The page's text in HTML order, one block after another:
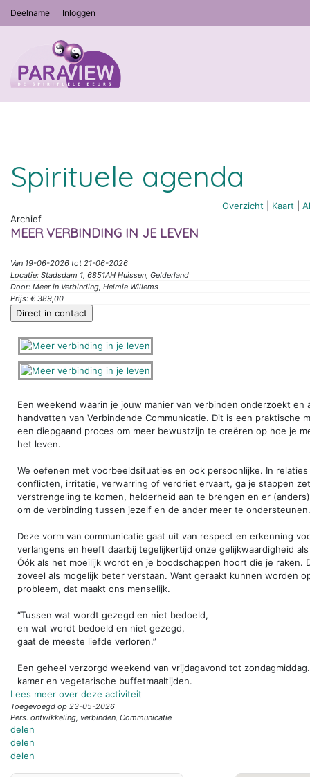
Deelname Inloggen
Spirituele agenda
Overzicht Kaart
Archief
MEER VERBINDING IN JE LEVEN
Van 19-06-2026 tot 21-06-2026
Locatie: Stadsdam 1, 6851AH Huissen, Gelderland
Door: Meer in Verbinding, Helmie Willems
Prijs: € 389,00
Een weekend waarin je jouw manier van verbinden onderzoekt en
handvatten van Verbindende Communicatie. Dit is een praktische
een diepgaand proces om meer bewustzijn te creëren op hoe je
het leven.
We oefenen met voorbeeldsituaties en ook persoonlijke. In
conflicten, irritatie, verwarring of verdriet ervaart, ga je stappen
verstrengeling te komen, helderheid aan te brengen en er
om de verbinding tussen jezelf en de ander meer te ondersteunen.
Deze vorm van communicatie gaat uit van respect en erkenning
verlangens en heeft daarbij tegelijkertijd onze gelijkwaardigheid
Óók als het moeilijk wordt en je boodschappen hoort die je raken.
zoveel als mogelijk beter verstaan. Want geraakt kunnen worden
probleem, dat maakt ons menselijk.
“Tussen wat wordt gezegd en niet bedoeld,
en wat wordt bedoeld en niet gezegd,
gaat de meeste liefde verloren.”
Een geheel verzorgd weekend van vrijdagavond tot
kamer en vegetarische buffetmaaltijden.
Lees meer over deze activiteit
Toegevoegd op 23-05-2026
Pers. ontwikkeling, verbinden, Communicatie
delen
delen
delen